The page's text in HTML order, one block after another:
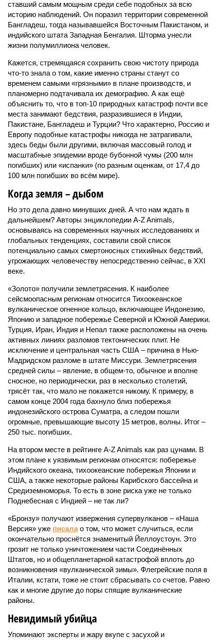
ставший самым мощным среди себе подобных за всю
историю наблюдений. Он поразил территории современной
Бангладеш, тогда называвшейся Восточным Пакистаном, и
индийского штата Западная Бенгалия. Шторма унесли
жизни полумиллиона человек.
Кажется, стремящаяся сохранить свою чистоту природа
что-то знала о том, какие именно страны станут со
временем самыми «грязными» в плане производств, и
планомерно подтачивала их демографию. А как ещё
объяснить то, что в топ-10 природных катастроф почти все
места занимают бедствия, разразившиеся в Индии,
Пакистане, Бангладеш и Турции? Что характерно, Россию и
Европу подобные катастрофы никогда не затрагивали,
здесь беды были другими, включая массовый голод и
масштабные эпидемии вроде бубонной чумы (200 млн
погибших) или «испанки» (по разным оценкам, от 17,4 до
100 млн погибших во всём мире).
Когда земля – дыбом
Но это дела давно минувших дней. А что нам ждать в
дальнейшем? Авторы энциклопедии A-Z Animals,
основываясь на современных научных исследованиях и
глобальных тенденциях, составили свой список
потенциально самых смертоносных стихийных бедствий,
угрожающих человечеству непосредственно сейчас, в XXI
веке.
«Золото» получили землетрясения. К наиболее
сейсмоопасным регионам относится Тихоокеанское
вулканическое огненное кольцо, включающее Индонезию,
Японию и западное побережье Северной и Южной Америки.
Турция, Иран, Индия и Непал также расположены на очень
активных линиях разломов тектонических плит. Не
исключение и центральная часть США – причина в Нью-
Мадридском разломе в штате Миссури. Землетрясения
средней силы – явление, в общем-то, обычное и вполне
сносное, но периодически, раз в несколько столетий,
трясёт так, что мало не покажется никому. К примеру, в
самом конце 2004 года бахнуло близ побережья
индонезийского острова Суматра, а следом пошли
огромные, превышающие высоту 15 метров, волны. Итог –
250 тыс. погибших.
На втором месте в рейтинге A-Z Animals как раз цунами. В
этом плане к уязвимым регионам относятся: побережье
Индийского океана, тихо­океанские побережья Японии и
США, а также некоторые районы Карибского бассейна и
Средиземноморья. То есть в зоне риска уже не только
Поднебесная с Индией – не так ли?
«Бронзу» получают извержения супервулканов – «Наша
Версия» уже писалао том, что может случиться, если
окончательно проснётся знаменитый Йеллоустоун. Это
грозит не только уничтожением части Соединённых
Штатов, но и общепланетарной катастрофой вплоть до
возникновения «вулканической зимы». Флегрейские поля в
Италии, кстати, тоже не стоит сбрасывать со счетов. Равно
как и многие другие до поры спящие вулканические
районы.
Невидимый убийца
Упоминают эксперты и жару вкупе с засухой и